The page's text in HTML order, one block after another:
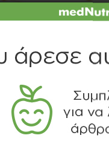
ΤΟ SLIDESHOW